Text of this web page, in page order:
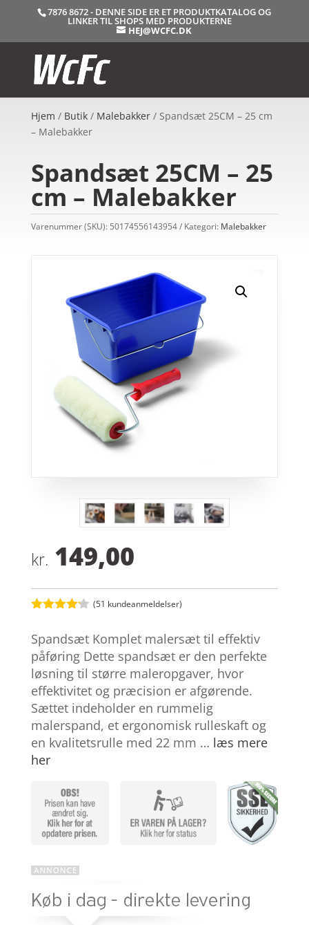
7876 8672 - DENNE SIDE ER ET PRODUKTKATALOG OG
LINKER TIL SHOPS MED PRODUKTERNE
HEJ@WCFC.DK
Hjem / Butik/ Malebakker/ Spandsæt 25CM – 25 cm
– Malebakker
Spandsæt 25CM – 25
cm – Malebakker
Varenummer (SKU): 50174556143954 Kategori: Malebakker
kr. 149,00
ud af 5
baseret
på
kundebedø
mmelser
(51 kundeanmeldelser)
Spandsæt Komplet malersæt til effektiv
påføring Dette spandsæt er den perfekte
løsning til større maleropgaver, hvor
effektivitet og præcision er afgørende.
Sættet indeholder en rummelig
malerspand, et ergonomisk rulleskaft og
en kvalitetsrulle med 22 mm … læs mere
her